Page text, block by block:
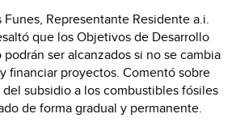
Funes, Representante Residente a.i.
que los Objetivos de Desarrollo
ser alcanzados si no se cambia
financiar proyectos. Comentó sobre
subsidio a los combustibles fósiles
de forma gradual y permanente.